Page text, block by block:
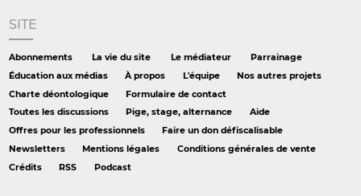
SITE
Abonnements La vie du site Le médiateur
Parrainage
Éducation aux médias
À propos L'équipe
Nos autres projets
Charte déontologique
Formulaire de contact
Toutes les discussions
Pige, stage, alternance
Aide
Offres pour les professionnels
Faire un don défiscalisable
Newsletters
Mentions légales
Conditions générales de vente
Crédits
RSS Podcast